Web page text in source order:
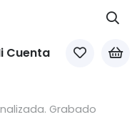
Cuenta
Grabado